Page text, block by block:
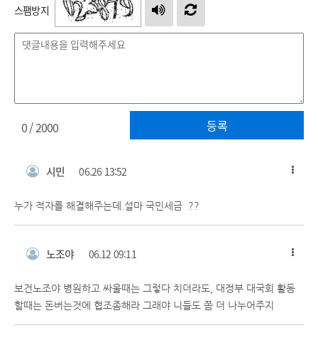
스팸방지
등록
0/ 2000
시민 06.26 13:52
누가 적자를 해결해주는데.설마 국민세금 ??
노조야 06.12 09:11
보건노조야 병원하고 싸울때는 그렇다 치더라도, 대정부 대국회 활동
할때는 돈버는것에 협조좀해라 그래야 니들도 쫌 더 나누어주지